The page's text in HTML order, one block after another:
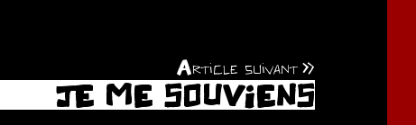
Article suivant
JE ME SOUVIENS